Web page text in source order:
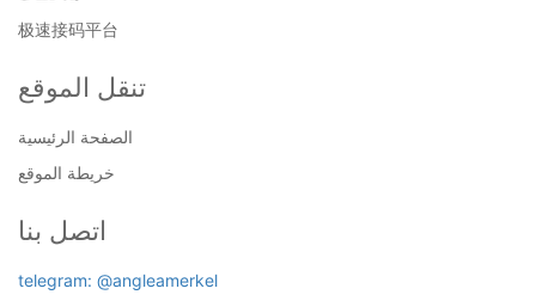
极速接码平台
تنقل الموقع
الصفحة الرئيسية
خريطة الموقع
اتصل بنا
telegram: @angleamerkel